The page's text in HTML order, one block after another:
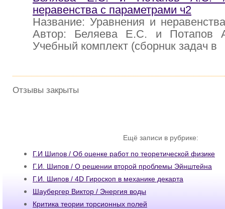
неравенства с параметрами ч2
Название: Уравнения и
Автор: Беляева Е.С. и Потапов
Учебный комплект (сборнuк задач в
Отзывы закрыты
Ещё записи в рубрике:
Г.И Шипов / Об оценке работ по теоретической физике
Г.И. Шипов / О решении второй проблемы Эйнштейна
Г.И. Шипов / 4D Гироскоп в механике декарта
Шаубергер Виктор / Энергия воды
Критика теории торсионных полей